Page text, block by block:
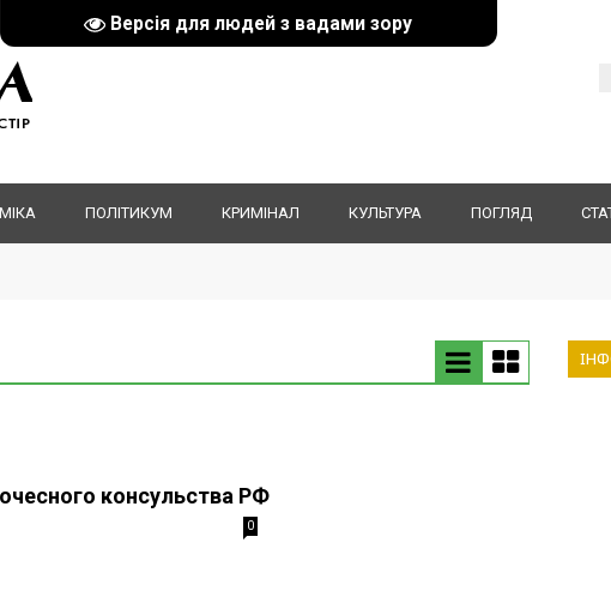
Версія для людей з вадами зору
ПОЛІТИКУМ КРИМІНАЛ КУЛЬТУРА ПОГЛЯД
консульства РФ
0